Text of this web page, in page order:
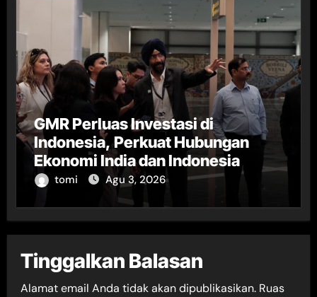
GMR Perluas Investasi di
Indonesia, Perkuat Hubungan
Ekonomi India dan Indonesia
tomi Agu 3, 2026
Tinggalkan Balasan
Alamat email Anda tidak akan dipublikasikan. Ruas